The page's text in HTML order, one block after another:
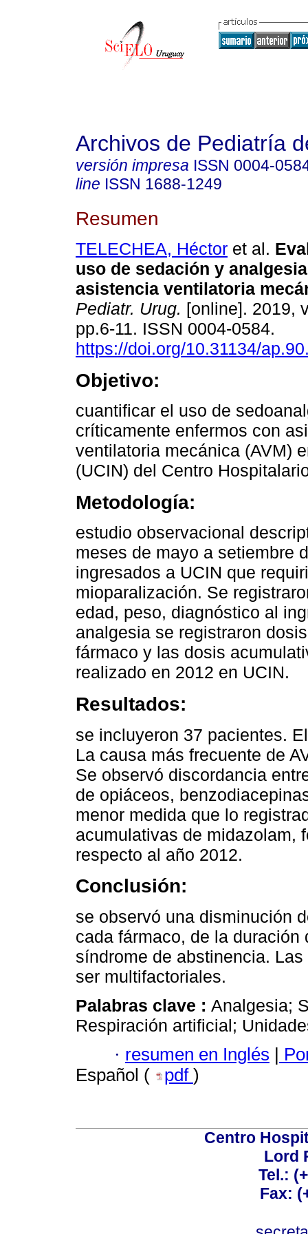
Archivos de Pediatría
versión impresa ISSN 0004-
line ISSN 1688-1249
Resumen
TELECHEA, Héctor et al.
uso de sedación y
asistencia ventilatoria
Pediatr. Urug. [online]. 2019,
pp.6-11. ISSN 0004-0584.
https://doi.org/10.31134/
Objetivo:
cuantificar el uso de
críticamente enfermos con
ventilatoria mecánica (AVM)
(UCIN) del Centro
Metodología:
estudio observacional
meses de mayo a setiembre
ingresados a UCIN que
mioparalización. Se
edad, peso, diagnóstico al
analgesia se registraron
fármaco y las dosis
realizado en 2012 en UCIN.
Resultados:
se incluyeron 37 pacientes.
La causa más frecuente de
Se observó discordancia
de opiáceos,
menor medida que lo
acumulativas de midazolam,
respecto al año 2012.
Conclusión:
se observó una disminución
cada fármaco, de la
síndrome de abstinencia.
ser multifactoriales.
Palabras clave : Analgesia;
Respiración artificial;
· resumen en Inglés
Español (
pdf )
Centro
Lord
Tel.:
Fax: